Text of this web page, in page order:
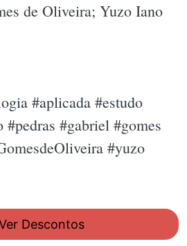
de Oliveira; Yuzo Iano
#aplicada #estudo
#gabriel #gomes
#yuzo
Descontos